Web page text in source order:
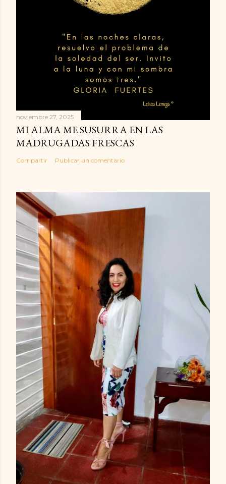
noviembre 27, 2025
MI ALMA ME SUSURRA EN LAS
MADRUGADAS FRESCAS
Compartir Publicar un comentario